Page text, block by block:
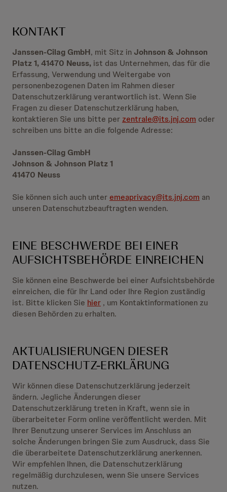
KONTAKT
Janssen-Cilag GmbH, mit Sitz in Johnson & Johnson
Platz 1, 41470 Neuss, ist das Unternehmen, das für die
Erfassung, Verwendung und Weitergabe von
personenbezogenen Daten im Rahmen dieser
Datenschutzerklärung verantwortlich ist. Wenn Sie
Fragen zu dieser Datenschutzerklärung haben,
kontaktieren Sie uns bitte per zentrale@its.jnj.com oder
schreiben uns bitte an die folgende Adresse:
Janssen-Cilag GmbH
Johnson & Johnson Platz 1
41470 Neuss
Sie können sich auch unter emeaprivacy@its.jnj.com an
unseren Datenschutzbeauftragten wenden.
EINE BESCHWERDE BEI EINER
AUFSICHTSBEHÖRDE EINREICHEN
Sie können eine Beschwerde bei einer Aufsichtsbehörde
einreichen, die für Ihr Land oder Ihre Region zuständig
ist. Bitte klicken Sie hier , um Kontaktinformationen zu
diesen Behörden zu erhalten.
AKTUALISIERUNGEN DIESER
DATENSCHUTZ-ERKLÄRUNG
Wir können diese Datenschutzerklärung jederzeit
ändern. Jegliche Änderungen dieser
Datenschutzerklärung treten in Kraft, wenn sie in
überarbeiteter Form online veröffentlicht werden. Mit
Ihrer Benutzung unserer Services im Anschluss an
solche Änderungen bringen Sie zum Ausdruck, dass Sie
die überarbeitete Datenschutzerklärung anerkennen.
Wir empfehlen Ihnen, die Datenschutzerklärung
regelmäßig durchzulesen, wenn Sie unsere Services
nutzen.